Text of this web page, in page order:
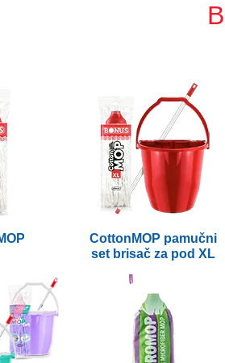
CottonMOP pamučni
set brisač za pod XL